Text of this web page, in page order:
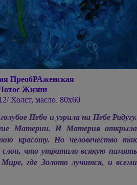
ПреобРАженская
Жизни
Холст, масло. 80х60
Небо и узрила на Небе Радугу.
Материи. И Материя открыла
красоту. Но человечество так
слои, что утратило всякую память
где Золото лучится, и всеми